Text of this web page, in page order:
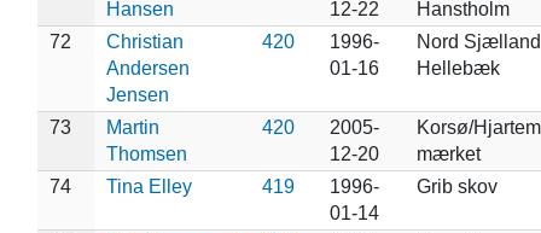
Hansen
12-22
Hanstholm
72
Christian
Andersen
Jensen
420
1996-
01-16
Nord Sjælland
Hellebæk
73
Martin
Thomsen
420
2005-
12-20
Korsø/
mærket
74
Tina Elley 419
1996-
01-14
Grib skov